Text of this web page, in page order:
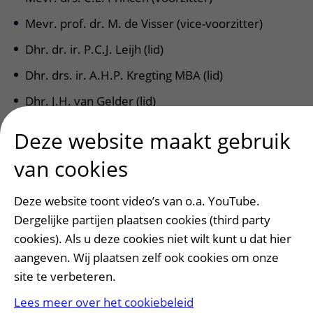
Mevr. prof. dr. M. de Visser (vice-voorzitter)
Dhr. dr. ir. P.C.J. Leijh (lid)
Dhr. drs. ir. A.H.P. Kregting MBA (lid)
Dhr. J.H. van Gelder (lid)
Vragen, opmerkingen of tips voor de redactie?
Patiënt en bezoek
Afspraak maken of wijzigen
Deze website maakt gebruik
van cookies
Deze website toont video’s van o.a. YouTube.
Dergelijke partijen plaatsen cookies (third party
cookies). Als u deze cookies niet wilt kunt u dat hier
aangeven. Wij plaatsen zelf ook cookies om onze
site te verbeteren.
Lees meer over het cookiebeleid